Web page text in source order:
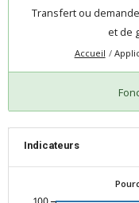
Transfert ou
et de
Accueil
Indicateurs